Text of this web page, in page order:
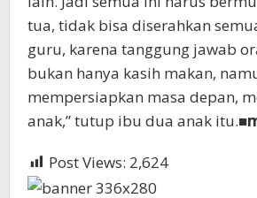
tua, tidak bisa diserahkan
guru, karena tanggung jawab
bukan hanya kasih makan,
mempersiapkan masa depan,
anak,” tutup ibu dua anak itu.■
Post Views: 2,624